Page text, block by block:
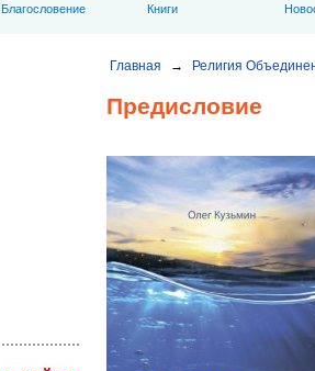
Главная → Религия
Предисловие
Благословение
Книги